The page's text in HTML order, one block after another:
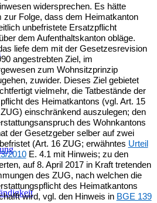
widersprechen. Es hätte
zur Folge, dass dem Heimatkanton
unbefristete Ersatzpflicht
dem Aufenthaltskanton obläge.
liefe dem mit der Gesetzesrevision
angestrebten Ziel, im
zum Wohnsitzprinzip
zuwider. Dieses Ziel gebietet
vielmehr, die Tatbestände der
des Heimatkantons (vgl. Art. 15
einschränkend auszulegen; den
des Wohnkantons
der Gesetzgeber selber auf zwei
(Art. 16 ZUG; erwähntes Urteil
2010E. 4.1 mit Hinweis; zu den
auf 8. April 2017 in Kraft tretenden
des ZUG, nach welchen die
des Heimatkantons
wird, vgl. den Hinweis in BGE 139